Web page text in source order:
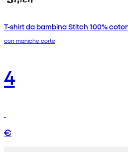
T-shirt da bambina Stitch 100%
con maniche corte
4
€